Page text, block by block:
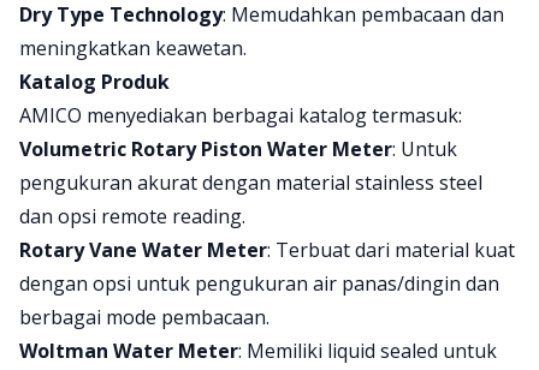
Dry Type Technology: Memudahkan pembacaan dan
meningkatkan keawetan.
Katalog Produk
AMICO menyediakan berbagai katalog termasuk:
Volumetric Rotary Piston Water Meter: Untuk
pengukuran akurat dengan material stainless steel
dan opsi remote reading.
Rotary Vane Water Meter: Terbuat dari material kuat
dengan opsi untuk pengukuran air panas/dingin dan
berbagai mode pembacaan.
Woltman Water Meter: Memiliki liquid sealed untuk